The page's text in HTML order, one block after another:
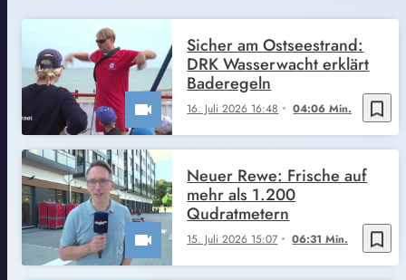
bookmark_border
16. Juli 2026 16:48 04:06 Min.
Sicher am Ostseestrand:
DRK Wasserwacht erklärt
Baderegeln
bookmark_border
15. Juli 2026 15:07 06:31 Min.
Neuer Rewe: Frische auf
mehr als 1.200
Qudratmetern